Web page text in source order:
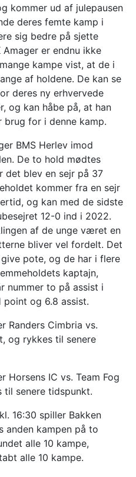
kommer ud af julepausen
deres femte kamp i
sig bedre på sjette
Amager er endnu ikke
kampe vist, at de i
af holdene. De kan se
deres ny erhvervede
og kan håbe på, at han
brug for i denne kamp.
BMS Herlev imod
De to hold mødtes
det blev en sejr på 37
kommer fra en sejr
og kan med de sidste
12-0 ind i 2022.
af de unge været en
bliver vel fordelt. Det
pote, og de har i flere
kaptajn,
nummer to på assist i
point og 6.8 assist.
Randers Cimbria vs.
og rykkes til senere
Horsens IC vs. Team Fog
senere tidspunkt.
16:30 spiller Bakken
anden kampen på to
alle 10 kampe,
alle 10 kampe.